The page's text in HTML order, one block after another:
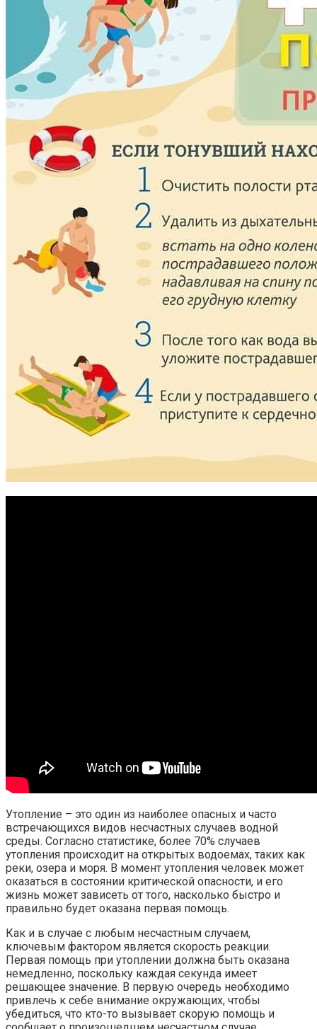
Утопление – это один из наиболее опасных и часто
встречающихся видов несчастных случаев водной
среды. Согласно статистике, более 70% случаев
утопления происходит на открытых водоемах, таких как
реки, озера и моря. В момент утопления человек может
оказаться в состоянии критической опасности, и его
жизнь может зависеть от того, насколько быстро и
правильно будет оказана первая помощь.
Как и в случае с любым несчастным случаем,
ключевым фактором является скорость реакции.
Первая помощь при утоплении должна быть оказана
немедленно, поскольку каждая секунда имеет
решающее значение. В первую очередь необходимо
привлечь к себе внимание окружающих, чтобы
убедиться, что кто-то вызывает скорую помощь и